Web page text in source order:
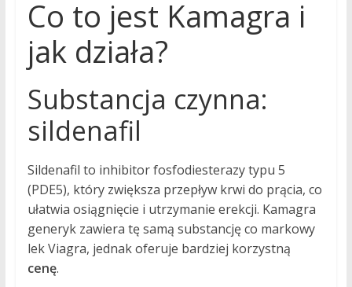
Co to jest Kamagra i
jak działa?
Substancja czynna:
sildenafil
Sildenafil to inhibitor fosfodiesterazy typu 5
(PDE5), który zwiększa przepływ krwi do prącia, co
ułatwia osiągnięcie i utrzymanie erekcji. Kamagra
generyk zawiera tę samą substancję co markowy
lek Viagra, jednak oferuje bardziej korzystną
cenę.